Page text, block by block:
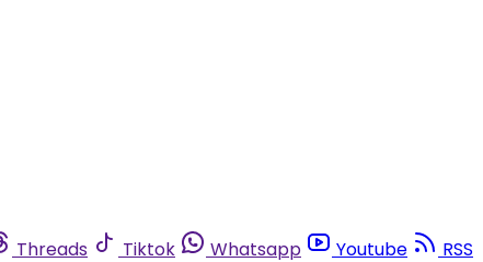
Threads Tiktok Whatsapp Youtube RSS